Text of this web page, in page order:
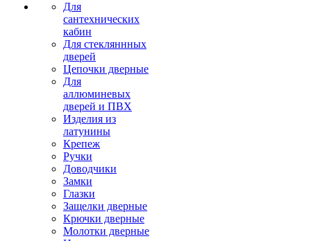
Для
сантехнических
кабин
Для стекляннных
дверей
Цепочки дверные
Для
аллюминевых
дверей и ПВХ
Изделия из
латунины
Крепеж
Ручки
Доводчики
Замки
Глазки
Защелки дверные
Крючки дверные
Молотки дверные